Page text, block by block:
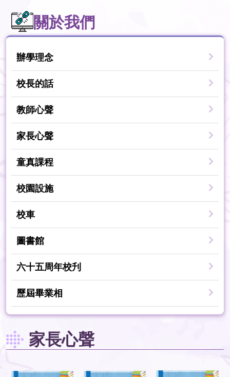
關於我們
辦學理念
校長的話
教師心聲
家長心聲
童真課程
校園設施
校車
圖書館
六十五周年校刋
歷屆畢業相
家長心聲